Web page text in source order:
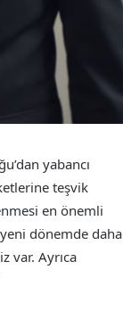
yabancı
teşvik
en önemli
dönemde daha
var. Ayrıca